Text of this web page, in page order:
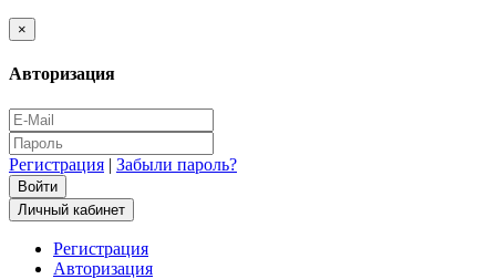
×
Авторизация
Регистрация | Забыли пароль?
Личный кабинет
Регистрация
Авторизация